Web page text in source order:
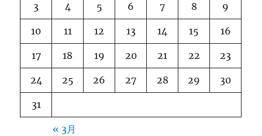
3 4 5 6 7 8 9
10 11 12 13 14 15 16
17 18 19 20 21 22 23
24 25 26 27 28 29 30
31
« 3月